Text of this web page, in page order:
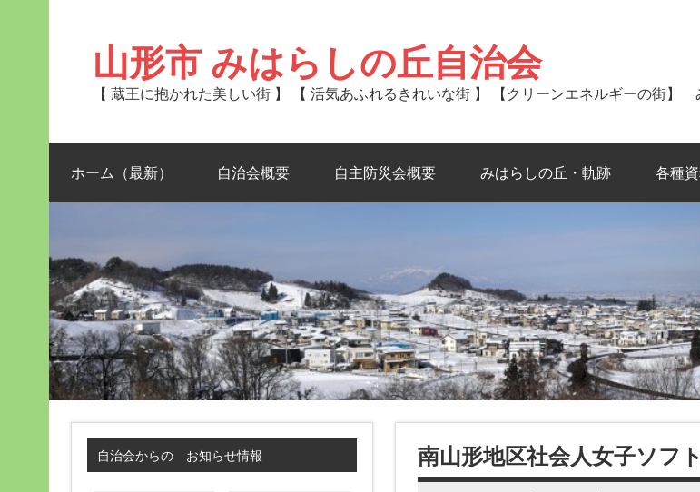
山形市 みはらしの丘自治会
【 蔵王に抱かれた美しい街 】 【 活気あふれるきれいな街 】 【クリーンエネルギーの街
ホーム（最新） 自治会概要 自主防災会概要 みはらしの丘・軌跡 各種
南山形地区社会人女子ソフ
自治会からの お知らせ情報